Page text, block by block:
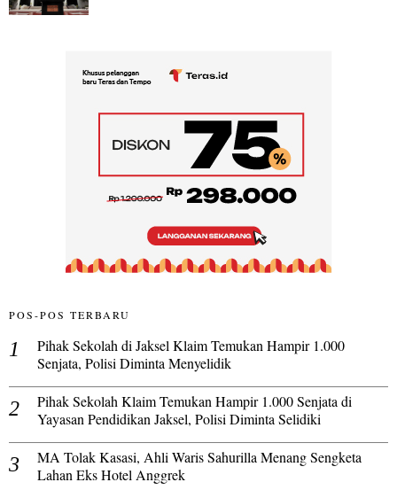
POS-POS TERBARU
Pihak Sekolah di Jaksel Klaim Temukan Hampir 1.000
Senjata, Polisi Diminta Menyelidik
Pihak Sekolah Klaim Temukan Hampir 1.000 Senjata di
Yayasan Pendidikan Jaksel, Polisi Diminta Selidiki
MA Tolak Kasasi, Ahli Waris Sahurilla Menang Sengketa
Lahan Eks Hotel Anggrek